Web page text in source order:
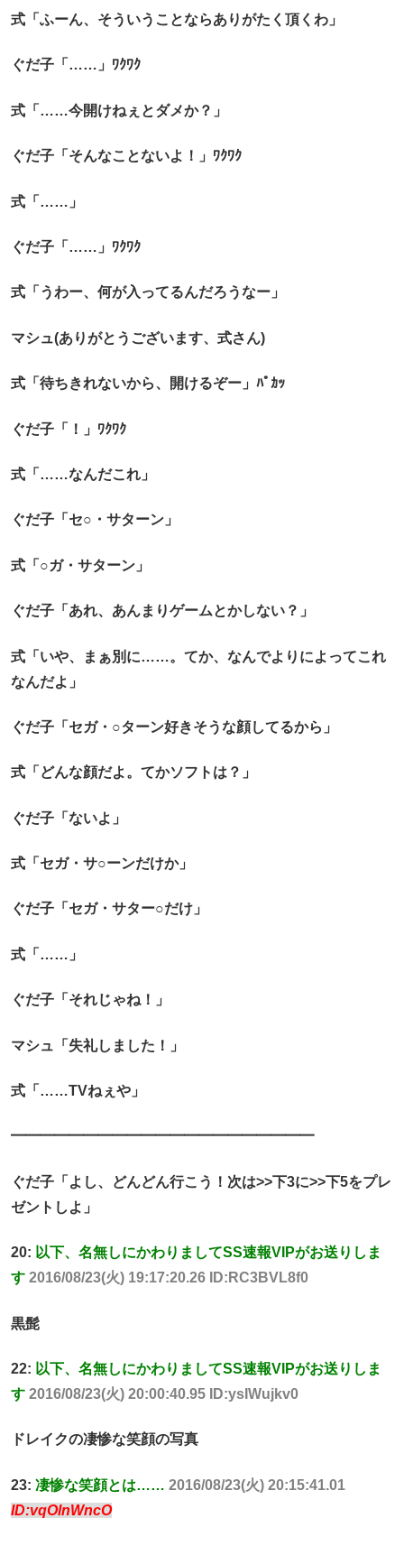
式「ふーん、そういうことならありがたく頂くわ」
ぐだ子「……」ﾜｸﾜｸ
式「……今開けねぇとダメか？」
ぐだ子「そんなことないよ！」ﾜｸﾜｸ
式「……」
ぐだ子「……」ﾜｸﾜｸ
式「うわー、何が入ってるんだろうなー」
マシュ(ありがとうございます、式さん)
式「待ちきれないから、開けるぞー」ﾊﾟｶｯ
ぐだ子「！」ﾜｸﾜｸ
式「……なんだこれ」
ぐだ子「セ○・サターン」
式「○ガ・サターン」
ぐだ子「あれ、あんまりゲームとかしない？」
式「いや、まぁ別に……。てか、なんでよりによってこれ
なんだよ」
ぐだ子「セガ・○ターン好きそうな顔してるから」
式「どんな顔だよ。てかソフトは？」
ぐだ子「ないよ」
式「セガ・サ○ーンだけか」
ぐだ子「セガ・サター○だけ」
式「……」
ぐだ子「それじゃね！」
マシュ「失礼しました！」
式「……TVねぇや」
━━━━━━━━━━━━━━━━━━━━━
ぐだ子「よし、どんどん行こう！次は>>下3に>>下5をプレ
ゼントしよ」
20: 以下、名無しにかわりましてSS速報VIPがお送りしま
す 2016/08/23(火) 19:17:20.26 ID:RC3BVL8f0
黒髭
22: 以下、名無しにかわりましてSS速報VIPがお送りしま
す 2016/08/23(火) 20:00:40.95 ID:ysIWujkv0
ドレイクの凄惨な笑顔の写真
23: 凄惨な笑顔とは…… 2016/08/23(火) 20:15:41.01
ID:vqOlnWncO